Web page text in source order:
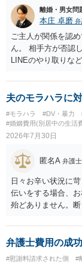
や費用などを踏ま
の条項において、
か、大学進学に関
定めの有無等につ
離婚・男女問
本庄 卓磨
ご主人が関係を認
ん。 相手方が否認
LINEのやり取りな
個別の事情により
すめします。
夫のモラハラに
#モラハラ #DV・暴力
#婚姻費用(別居中の生活
2026年7月30日
匿名A 弁護士
日々お辛い状況に
伝いをする場合、
殆どありません。
高いためです。 実
を進める選択を採
弁護士費用の成
#慰謝料請求された側 #